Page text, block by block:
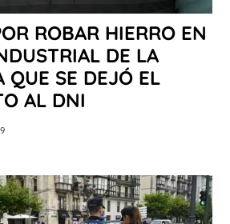
ROBAR HIERRO EN
DE LA
QUE SE DEJÓ EL
AL DNI